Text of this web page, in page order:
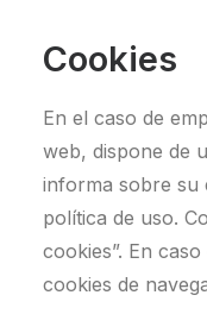
Cookies
En el caso de
web, dispone de
informa sobre su
política de uso.
cookies”. En
cookies de